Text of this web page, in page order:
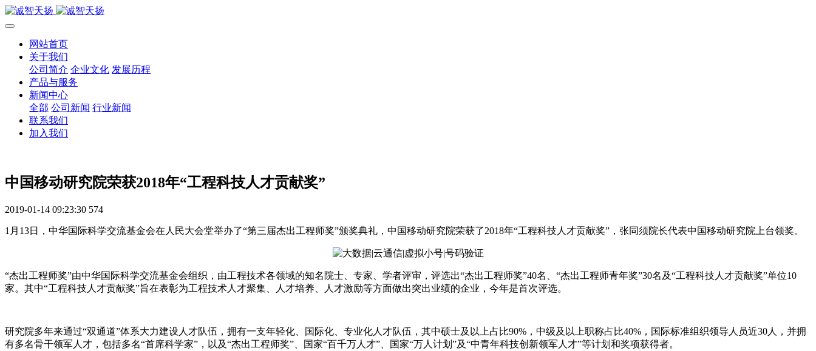
网站首页
关于我们
公司简介 企业文化 发展历程
产品与服务
新闻中心
全部 公司新闻 行业新闻
联系我们
加入我们
中国移动研究院荣获2018年“工程科技人才贡献奖”
2019-01-14 09:23:30 574
1月13日，中华国际科学交流基金会在人民大会堂举办了“第三届杰出工程师奖”颁奖典礼，中国移动研究院荣获了2018年“工程科技人才贡献奖”，张同须院长代表中国移动研究院上台领奖。
“杰出工程师奖”由中华国际科学交流基金会组织，由工程技术各领域的知名院士、专家、学者评审，评选出“杰出工程师奖”40名、“杰出工程师青年奖”30名及“工程科技人才贡献奖”单位10
家。其中“工程科技人才贡献奖”旨在表彰为工程技术人才聚集、人才培养、人才激励等方面做出突出业绩的企业，今年是首次评选。
研究院多年来通过“双通道”体系大力建设人才队伍，拥有一支年轻化、国际化、专业化人才队伍，其中硕士及以上占比90%，中级及以上职称占比40%，国际标准组织领导人员近30人，并拥
有多名骨干领军人才，包括多名“首席科学家”，以及“杰出工程师奖”、国家“百千万人才”、国家“万人计划”及“中青年科技创新领军人才”等计划和奖项获得者。